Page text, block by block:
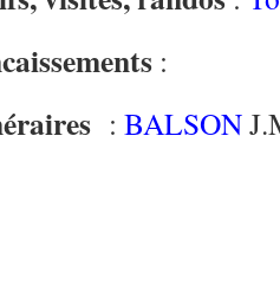
:
: BALSON